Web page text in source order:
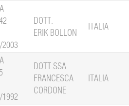
DOTT.
ERIK BOLLON
ITALIA
DOTT.SSA
FRANCESCA
CORDONE
ITALIA